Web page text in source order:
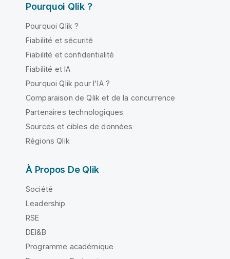
Pourquoi Qlik ?
Pourquoi Qlik ?
Fiabilité et sécurité
Fiabilité et confidentialité
Fiabilité et IA
Pourquoi Qlik pour l'IA ?
Comparaison de Qlik et de la concurrence
Partenaires technologiques
Sources et cibles de données
Régions Qlik
À Propos De Qlik
Société
Leadership
RSE
DEI&B
Programme académique